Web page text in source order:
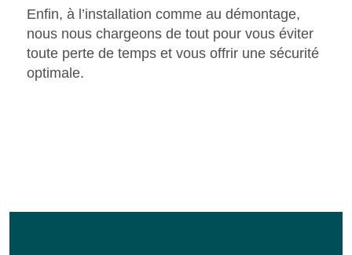
Enfin, à l’installation comme au démontage,
nous nous chargeons de tout pour vous éviter
toute perte de temps et vous offrir une sécurité
optimale.